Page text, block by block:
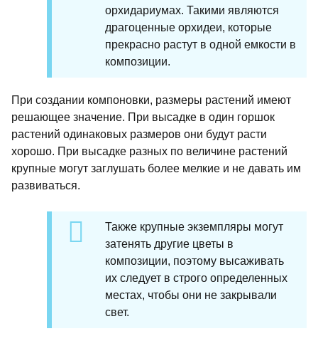
орхидариумах. Такими являются
драгоценные орхидеи, которые
прекрасно растут в одной емкости в
композиции.
При создании компоновки, размеры растений имеют
решающее значение. При высадке в один горшок
растений одинаковых размеров они будут расти
хорошо. При высадке разных по величине растений
крупные могут заглушать более мелкие и не давать им
развиваться.
Также крупные экземпляры могут
затенять другие цветы в
композиции, поэтому высаживать
их следует в строго определенных
местах, чтобы они не закрывали
свет.